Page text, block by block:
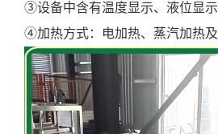
③设备中含有温度显示、液位显示
④加热方式：电加热、蒸汽加热